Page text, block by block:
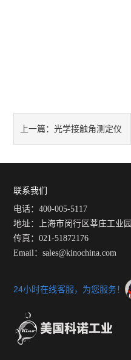
上一篇：光学接触角测定仪
联系我们
电话：400-005-5117
地址：上海市闵行区莘庄工业
传真：021-51872176
Email：sales@kinochina.com
24小时在线客服，为您服务！